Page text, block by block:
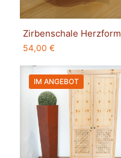
Zirbenschale Herzform
54,00 €
IM ANGEBOT